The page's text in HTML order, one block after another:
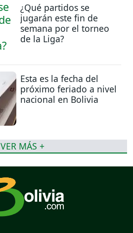
¿Qué partidos se
jugarán este fin de
semana por el torneo
de la Liga?
Esta es la fecha del
próximo feriado a nivel
nacional en Bolivia
VER MÁS +